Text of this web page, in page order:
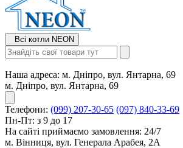
Всі котли NEON
Наша адреса: м. Дніпро, вул. Янтарна, 69
м. Дніпро, вул. Янтарна, 69
Телефони: (099) 207-30-65 (097) 840-33-69
Пн-Пт: з 9 до 17
На сайті приймаємо замовлення: 24/7
м. Вінниця, вул. Генерала Арабея, 2А